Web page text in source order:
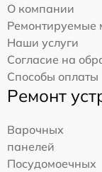
О компании
Ремонтируемые
Наши услуги
Согласие на
Способы оплаты
Ремонт
Варочных
панелей
Посудомоечных